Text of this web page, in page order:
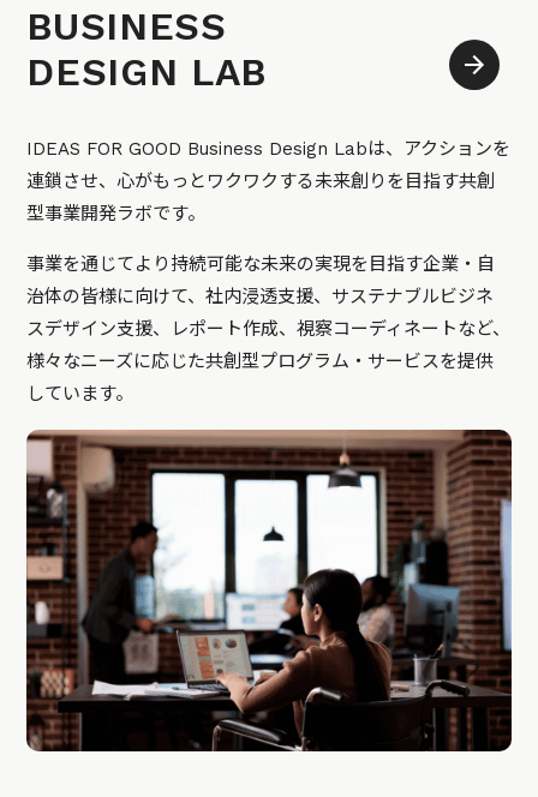
BUSINESS
DESIGN LAB
IDEAS FOR GOOD Business Design Labは、アクションを
連鎖させ、心がもっとワクワクする未来創りを目指す共創
型事業開発ラボです。
事業を通じてより持続可能な未来の実現を目指す企業・自
治体の皆様に向けて、社内浸透支援、サステナブルビジネ
スデザイン支援、レポート作成、視察コーディネートなど、
様々なニーズに応じた共創型プログラム・サービスを提供
しています。